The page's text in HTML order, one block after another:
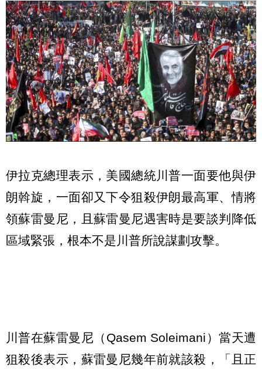
伊拉克總理表示，美國總統川普一面要他與伊
朗斡旋，一面卻又下令狙殺伊朗最高軍、情將
領蘇雷曼尼，且蘇雷曼尼遇害時是要談判降低
區域緊張，根本不是川普所說謀劃攻擊。
川普在蘇雷曼尼（Qasem Soleimani）當天遭
狙殺後表示，蘇雷曼尼幾年前就該殺，「且正